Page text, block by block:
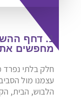
1. דחף
מחפשים את
חלק בלתי נפרד
עצמנו מול
הלבוש, הבית,